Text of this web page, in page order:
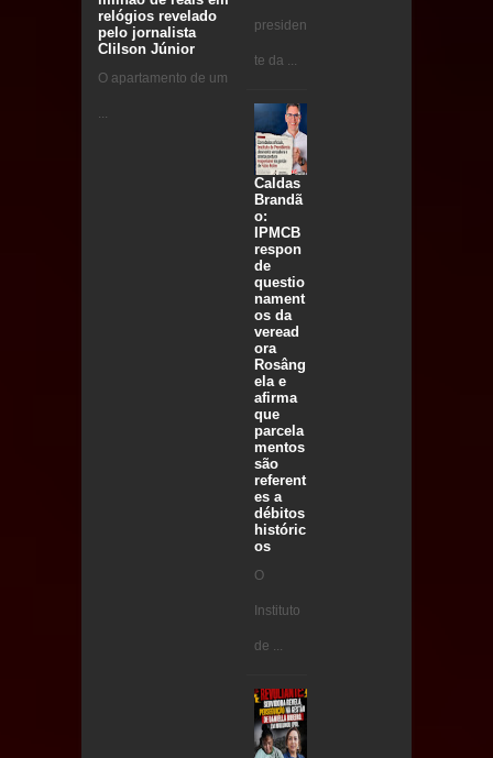
relógios revelado
pelo jornalista
Clilson Júnior
O apartamento de um
...
presiden
te da ...
Caldas
Brandã
o:
IPMCB
respon
de
questio
nament
os da
veread
ora
Rosâng
ela e
afirma
que
parcela
mentos
são
referent
es a
débitos
históric
os
O
Instituto
de ...